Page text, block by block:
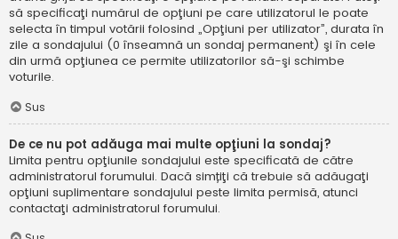
să specificaţi numărul de opţiuni pe care utilizatorul le poate
selecta în timpul votării folosind „Opţiuni per utilizator”, durata în
zile a sondajului (0 înseamnă un sondaj permanent) şi în cele
din urmă opţiunea ce permite utilizatorilor să-şi schimbe
voturile.
Sus
De ce nu pot adăuga mai multe opţiuni la sondaj?
Limita pentru opţiunile sondajului este specificată de către
administratorul forumului. Dacă simțiţi că trebuie să adăugaţi
opţiuni suplimentare sondajului peste limita permisă, atunci
contactaţi administratorul forumului.